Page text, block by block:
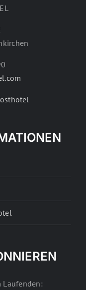
Laufenden: